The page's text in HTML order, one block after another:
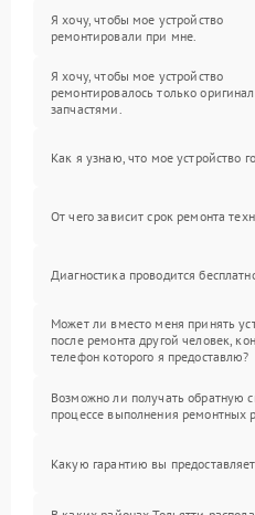
Я хочу, чтобы мое устройство
ремонтировали при мне.
Я хочу, чтобы мое устройство
ремонтировалось только
запчастями.
Как я узнаю, что мое устройство
От чего зависит срок ремонта
Диагностика проводится
Может ли вместо меня принять
после ремонта другой человек,
телефон которого я предоставлю?
Возможно ли получать обратную
процессе выполнения ремонтных
Какую гарантию вы